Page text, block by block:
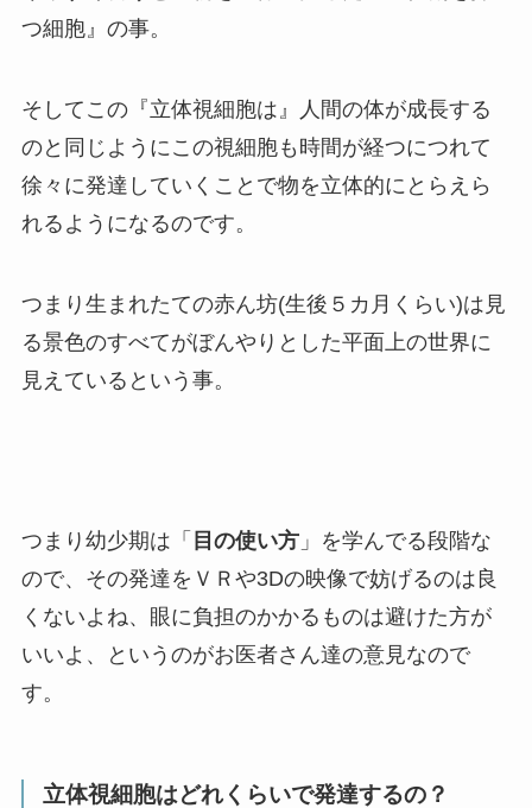
つ細胞』の事。
そしてこの『立体視細胞は』人間の体が成長する
のと同じようにこの視細胞も時間が経つにつれて
徐々に発達していくことで物を立体的にとらえら
れるようになるのです。
つまり生まれたての赤ん坊(生後５カ月くらい)は見
る景色のすべてがぼんやりとした平面上の世界に
見えているという事。
つまり幼少期は「 目の使い方」を学んでる段階な
ので、その発達をＶＲや3Dの映像で妨げるのは良
くないよね、眼に負担のかかるものは避けた方が
いいよ、というのがお医者さん達の意見なので
す。
立体視細胞はどれくらいで発達するの？